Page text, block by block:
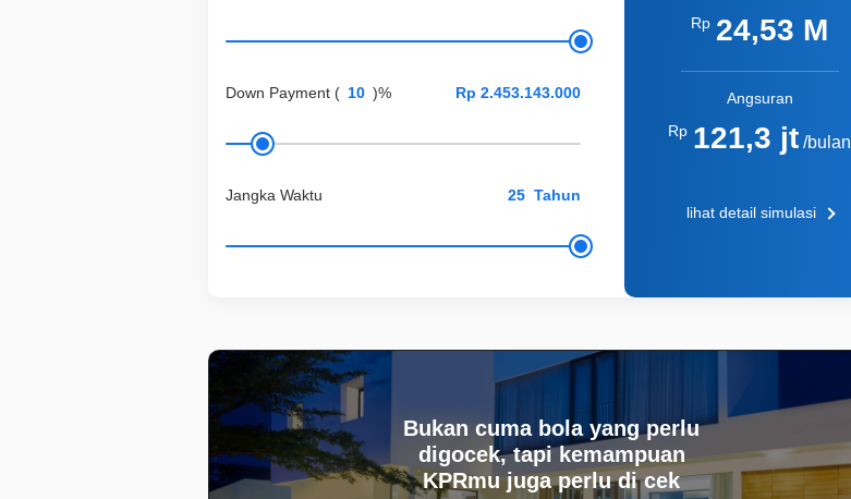
Down Payment ( )%
Jangka Waktu Tahun
Rp 24,53 M
Angsuran
Rp 121,3 jt /bulan
lihat detail simulasi
Bukan cuma bola yang perlu
digocek, tapi kemampuan
KPRmu juga perlu di cek